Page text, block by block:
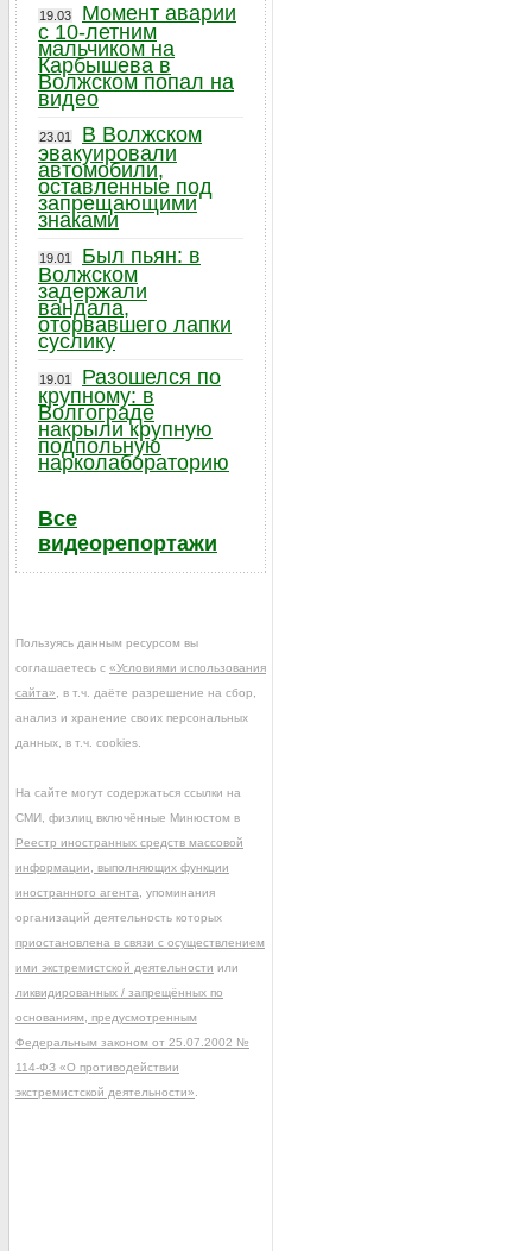
19.03
Момент аварии
с 10-летним
мальчиком на
Карбышева в
Волжском попал на
видео
23.01
В Волжском
эвакуировали
автомобили,
оставленные под
запрещающими
знаками
19.01
Был пьян: в
Волжском
задержали
вандала,
оторвавшего лапки
суслику
19.01
Разошелся по
крупному: в
Волгограде
накрыли крупную
подпольную
нарколабораторию
Все
видеорепортажи
Пользуясь данным ресурсом вы
соглашаетесь с «Условиями использования
сайта» , в т.ч. даёте разрешение на сбор,
анализ и хранение своих персональных
данных, в т.ч. cookies.
На сайте могут содержаться ссылки на
СМИ, физлиц включённые Минюстом в
Реестр иностранных средств массовой
информации, выполняющих функции
иностранного агента , упоминания
организаций деятельность которых
приостановлена в связи с осуществлением
ими экстремистской деятельности или
ликвидированных / запрещённых по
основаниям, предусмотренным
Федеральным законом от 25.07.2002 №
114-ФЗ «О противодействии
экстремистской деятельности»